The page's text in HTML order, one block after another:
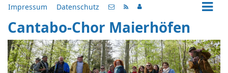
Impressum Datenschutz
Cantabo-Chor Maierhöfen